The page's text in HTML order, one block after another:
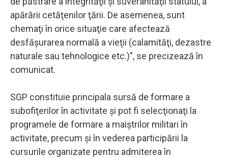
apărării cetăţenilor ţării. De asemenea, sunt
chemaţi în orice situaţie care afectează
desfăşurarea normală a vieţii (calamităţi, dezastre
naturale sau tehnologice etc.)", se precizează în
comunicat.
SGP constituie principala sursă de formare a
subofiţerilor în activitate şi pot fi selecţionaţi la
programele de formare a maiştrilor militari în
activitate, precum şi în vederea participării la
cursurile organizate pentru admiterea în